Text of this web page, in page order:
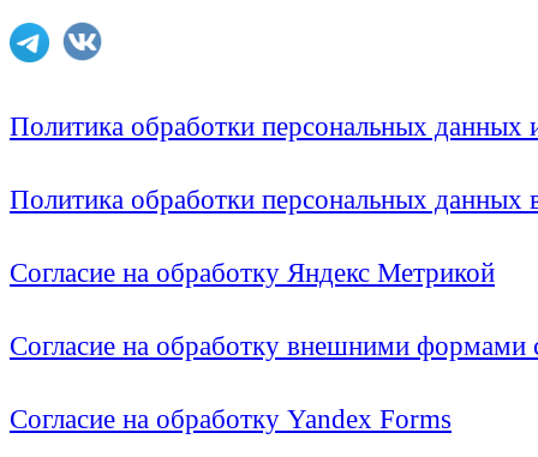
Политика обработки персональных
Политика обработки персональных
Согласие на обработку Яндекс Метрикой
Согласие на обработку внешними формами
Согласие на обработку Yandex Forms